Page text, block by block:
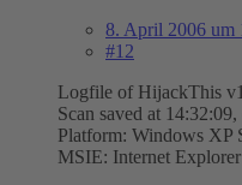
8. April 2006 um
#12
Logfile of HijackThis
Scan saved at
Platform: Windows XP
MSIE: Internet